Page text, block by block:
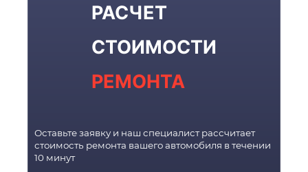
РАСЧЕТ
СТОИМОСТИ
РЕМОНТА
Оставьте заявку и наш специалист рассчитает
стоимость ремонта вашего автомобиля в течении
10 минут